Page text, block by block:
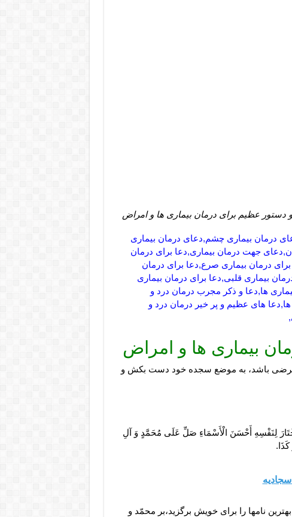
و دستور عظیم برای درمان بیماری ها و امراض
درمان بیماری چشم,دعای درمان بیماری
جهت درمان بیماری,دعا برای درمان
درمان بیماری صرع,دعا برای درمان
بیماری قلبی,دعا برای درمان بیماری
ها,دعا و ذکر مجرب درمان درد و
های عظیم و پر خیر درمان درد و
بیماری ها و امراض
مرضى باشد، به موضع سجده خود دست بكش و
لِنَفْسِهِ أَحْسَنَ الْأَسْمَاءِ صَلِّ عَلَى مُحَمَّدٍ وَ آلِ
نامها را براى خويش برگزيد،بر محمّد و